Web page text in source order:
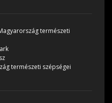
természeti
természeti szépségei